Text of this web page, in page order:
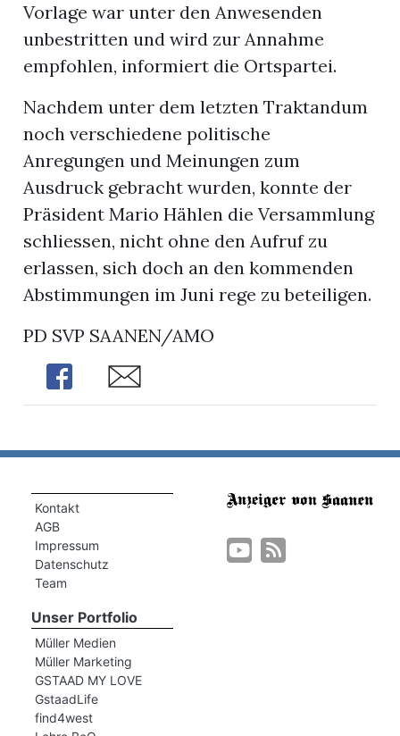
Vorlage war unter den Anwesenden
unbestritten und wird zur Annahme
empfohlen, informiert die Ortspartei.
Nachdem unter dem letzten Traktandum
noch verschiedene politische
Anregungen und Meinungen zum
Ausdruck gebracht wurden, konnte der
Präsident Mario Hählen die Versammlung
schliessen, nicht ohne den Aufruf zu
erlassen, sich doch an den kommenden
Abstimmungen im Juni rege zu beteiligen.
PD SVP SAANEN/AMO
Share
Share
Kontakt
AGB
Impressum
Datenschutz
Team
Unser Portfolio
Müller Medien
Müller Marketing
GSTAAD MY LOVE
GstaadLife
find4west